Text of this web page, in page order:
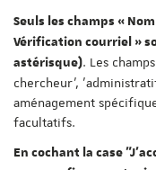
Seuls les champs «
Vérification courriel »
astérisque). Les
chercheur',
aménagement
facultatifs.
En cochant la case